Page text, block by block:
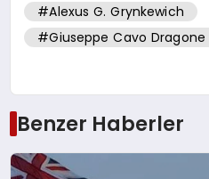
#Alexus G. Grynkewich
#Giuseppe Cavo Dragone
Benzer Haberler